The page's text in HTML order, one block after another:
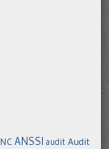
ANSSI audit Audit